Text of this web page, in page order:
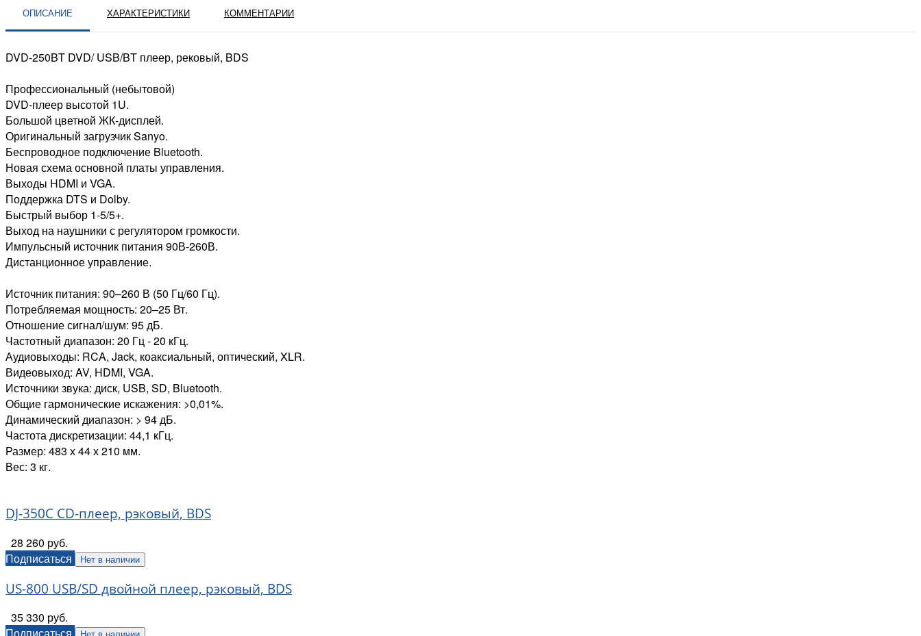
ОПИСАНИЕ ХАРАКТЕРИСТИКИ КОММЕНТАРИИ
DVD-250BT DVD/ USB/BT плеер, рековый, BDS
Профессиональный (небытовой)
DVD-плеер высотой 1U.
Большой цветной ЖК-дисплей.
Оригинальный загрузчик Sanyo.
Беспроводное подключение Bluetooth.
Новая схема основной платы управления.
Выходы HDMI и VGA.
Поддержка DTS и Dolby.
Быстрый выбор 1-5/5+.
Выход на наушники с регулятором громкости.
Импульсный источник питания 90В-260В.
Дистанционное управление.
Источник питания: 90–260 В (50 Гц/60 Гц).
Потребляемая мощность: 20–25 Вт.
Отношение сигнал/шум: 95 дБ.
Частотный диапазон: 20 Гц - 20 кГц.
Аудиовыходы: RCA, Jack, коаксиальный, оптический, XLR.
Видеовыход: AV, HDMI, VGA.
Источники звука: диск, USB, SD, Bluetooth.
Общие гармонические искажения: >0,01%.
Динамический диапазон: > 94 дБ.
Частота дискретизации: 44,1 кГц.
Размер: 483 х 44 х 210 мм.
Вес: 3 кг.
DJ-350C CD-плеер, рэковый, BDS
28 260 руб.
Подписаться
Нет в наличии
US-800 USB/SD двойной плеер, рэковый, BDS
35 330 руб.